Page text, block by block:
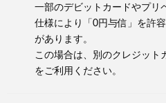
一部のデビットカードやプリ
仕様により「0円与信」を許
があります。
この場合は、別のクレジット
をご利用ください。